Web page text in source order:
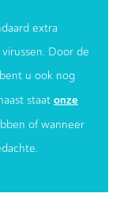
extra
Door de
u ook nog
staat onze
of wanneer